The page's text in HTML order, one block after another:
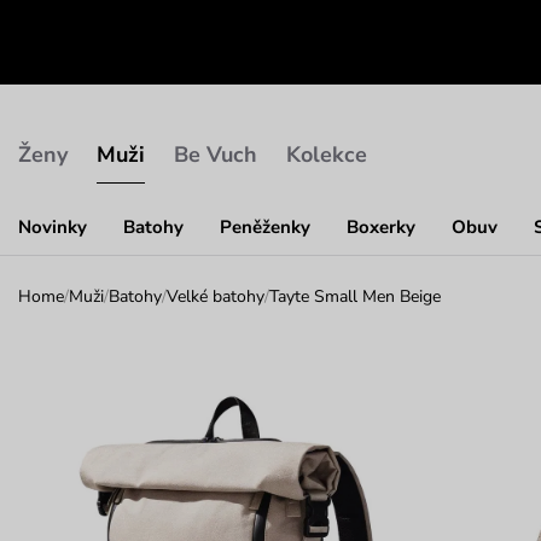
Ženy Muži
Novinky Batohy Peněženky Boxerky Obuv
Be Vuch Kolekce
Home/Muži/Batohy/Velké batohy/Tayte Small Men Beige